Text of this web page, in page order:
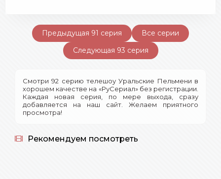
Предыдущая 91 серия
Все серии
Следующая 93 серия
Смотри 92 серию телешоу Уральские Пельмени в
хорошем качестве на «РуСериал» без регистрации.
Каждая новая серия, по мере выхода, сразу
добавляется на наш сайт. Желаем приятного
просмотра!
Рекомендуем посмотреть